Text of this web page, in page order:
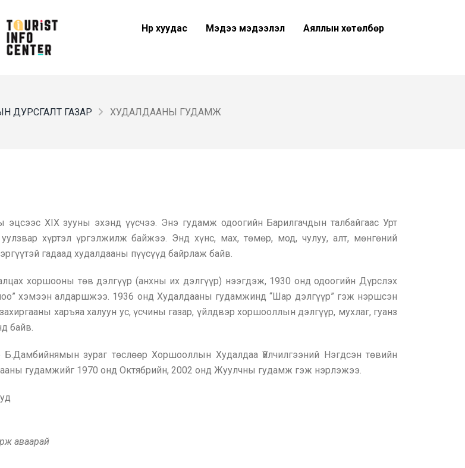
Нүүр хуудас Мэдээ мэдээлэл Аяллын хөтөлбөр
ДУРСГАЛТ ГАЗАР ХУДАЛДААНЫ ГУДАМЖ
XIX зууны эхэнд үүсчээ. Энэ гудамж одоогийн Барилгачдын талбайгаас Урт
хүртэл үргэлжилж байжээ. Энд хүнс, мах, төмөр, мод, чулуу, алт, мөнгөний
гадаад худалдааны пүүсүүд байрлаж байв.
хоршооны төв дэлгүүр (анхны их дэлгүүр) нээгдэж, 1930 онд одоогийн Дүрслэх
хэмээн алдаршжээ. 1936 онд Худалдааны гудамжинд “Шар дэлгүүр” гэж нэршсэн
харъяа халуун ус, үсчины газар, үйлдвэр хоршооллын дэлгүүр, мухлаг, гуанз
байв.
зураг төслөөр Хоршооллын Худалдаа Үйлчилгээний Нэгдсэн төвийн
гудамжийг 1970 онд Октябрийн, 2002 онд Жуулчны гудамж гэж нэрлэжээ.
аваарай